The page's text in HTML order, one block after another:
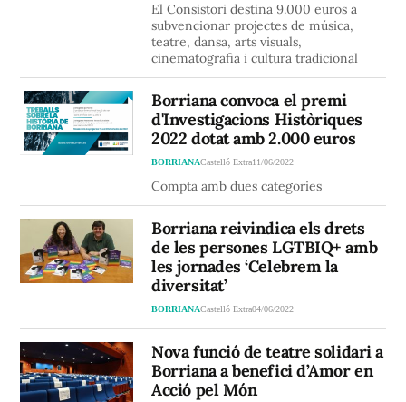
El Consistori destina 9.000 euros a
subvencionar projectes de música,
teatre, dansa, arts visuals,
cinematografia i cultura tradicional
Borriana convoca el premi
d'Investigacions Històriques
2022 dotat amb 2.000 euros
BORRIANACastelló Extra11/06/2022
Compta amb dues categories
Borriana reivindica els drets
de les persones LGTBIQ+ amb
les jornades ‘Celebrem la
diversitat’
BORRIANACastelló Extra04/06/2022
Nova funció de teatre solidari a
Borriana a benefici d’Amor en
Acció pel Món